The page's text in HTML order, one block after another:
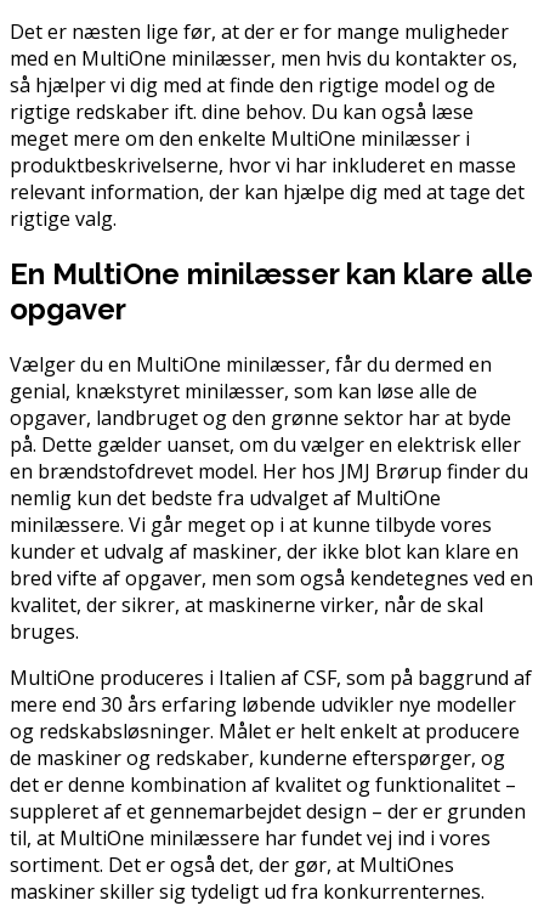
Det er næsten lige før, at der er for mange muligheder
med en MultiOne minilæsser, men hvis du kontakter os,
så hjælper vi dig med at finde den rigtige model og de
rigtige redskaber ift. dine behov. Du kan også læse
meget mere om den enkelte MultiOne minilæsser i
produktbeskrivelserne, hvor vi har inkluderet en masse
relevant information, der kan hjælpe dig med at tage det
rigtige valg.
En MultiOne minilæsser kan klare alle
opgaver
Vælger du en MultiOne minilæsser, får du dermed en
genial, knækstyret minilæsser, som kan løse alle de
opgaver, landbruget og den grønne sektor har at byde
på. Dette gælder uanset, om du vælger en elektrisk eller
en brændstofdrevet model. Her hos JMJ Brørup finder du
nemlig kun det bedste fra udvalget af MultiOne
minilæssere. Vi går meget op i at kunne tilbyde vores
kunder et udvalg af maskiner, der ikke blot kan klare en
bred vifte af opgaver, men som også kendetegnes ved en
kvalitet, der sikrer, at maskinerne virker, når de skal
bruges.
MultiOne produceres i Italien af CSF, som på baggrund af
mere end 30 års erfaring løbende udvikler nye modeller
og redskabsløsninger. Målet er helt enkelt at producere
de maskiner og redskaber, kunderne efterspørger, og
det er denne kombination af kvalitet og funktionalitet –
suppleret af et gennemarbejdet design – der er grunden
til, at MultiOne minilæssere har fundet vej ind i vores
sortiment. Det er også det, der gør, at MultiOnes
maskiner skiller sig tydeligt ud fra konkurrenternes.